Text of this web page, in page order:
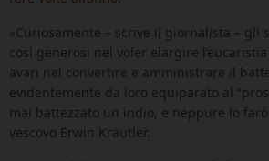
«Curiosamente – scrive il giornalista – gli
così generosi nel voler elargire
avari nel convertire e amministrare il
evidentemente da loro equiparato al
mai battezzato un indio, e neppure lo farò
vescovo Erwin Kräutler.